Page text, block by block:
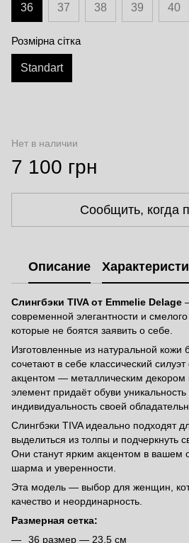
36 37 38 39 40
Розмірна сітка
Standart
Нет в наличии
7 100 грн
Сообщить, когда
Описание
Слингбэки TIVA от Emmelie Delage
современной элегантности и
которые не боятся заявить о себе.
Изготовленные из натуральной кожи
сочетают в себе классический силуэт
акцентом — металлическим декором
элемент придаёт обуви
индивидуальность своей
Слингбэки TIVA идеально подходят
выделиться из толпы и подчеркнуть
Они станут ярким акцентом в вашем
шарма и уверенности.
Эта модель — выбор для женщин,
качество и неординарность.
Размерная сетка:
36 размер — 23,5 см